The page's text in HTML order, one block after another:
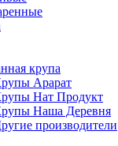
крупа
Арарат
Нат Продукт
Наша Деревня
производители